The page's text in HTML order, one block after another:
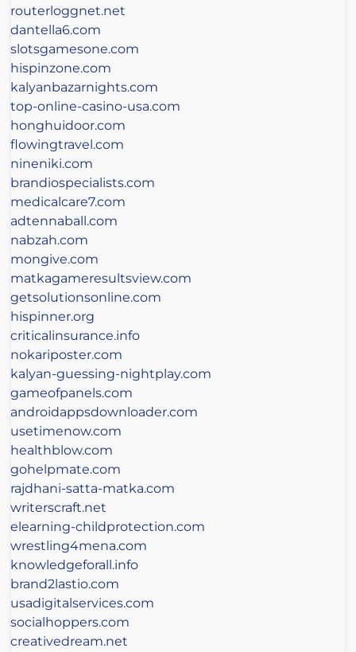
routerloggnet.net
dantella6.com
slotsgamesone.com
hispinzone.com
kalyanbazarnights.com
top-online-casino-usa.com
honghuidoor.com
flowingtravel.com
nineniki.com
brandiospecialists.com
medicalcare7.com
adtennaball.com
nabzah.com
mongive.com
matkagameresultsview.com
getsolutionsonline.com
hispinner.org
criticalinsurance.info
nokariposter.com
kalyan-guessing-nightplay.com
gameofpanels.com
androidappsdownloader.com
usetimenow.com
healthblow.com
gohelpmate.com
rajdhani-satta-matka.com
writerscraft.net
elearning-childprotection.com
wrestling4mena.com
knowledgeforall.info
brand2lastio.com
usadigitalservices.com
socialhoppers.com
creativedream.net